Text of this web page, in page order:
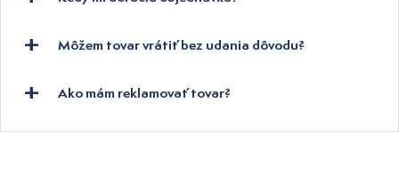
Môžem tovar vrátiť bez udania dôvodu?
Ako mám reklamovať tovar?